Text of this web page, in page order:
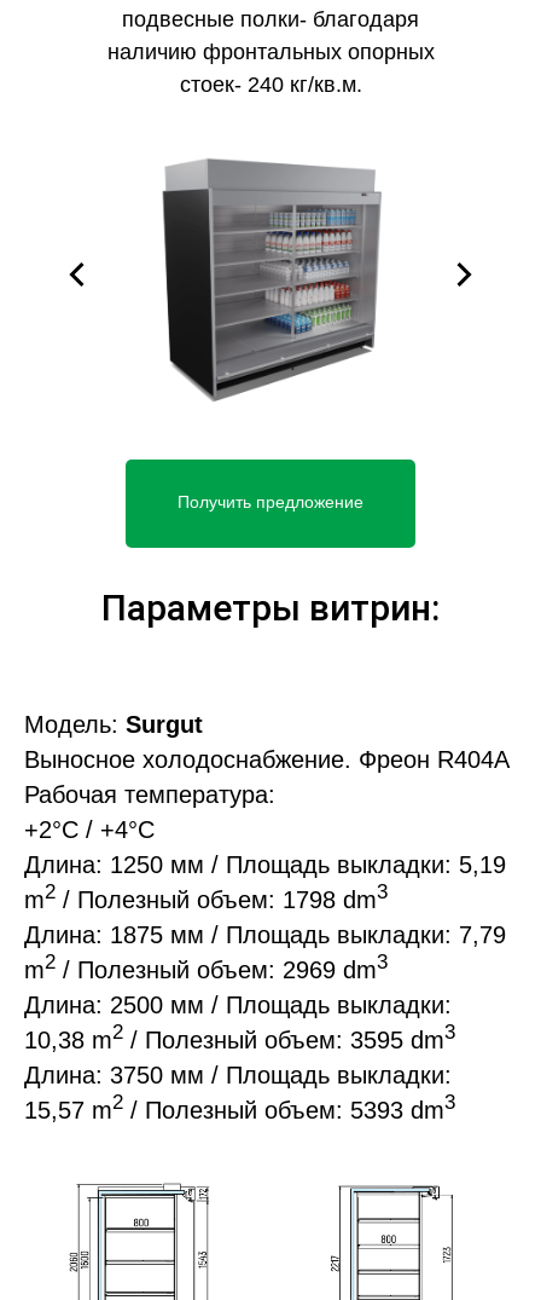
подвесные полки- благодаря
наличию фронтальных опорных
стоек- 240 кг/кв.м.
Получить предложение
Параметры витрин:
Модель: Surgut
Выносное холодоснабжение. Фреон R404A
Рабочая температура:
+2°C / +4°C
Длина: 1250 мм / Площадь выкладки: 5,19
m2 / Полезный объем: 1798 dm3
Длина: 1875 мм / Площадь выкладки: 7,79
m2 / Полезный объем: 2969 dm3
Длина: 2500 мм / Площадь выкладки:
10,38 m2 / Полезный объем: 3595 dm3
Длина: 3750 мм / Площадь выкладки:
15,57 m2 / Полезный объем: 5393 dm3